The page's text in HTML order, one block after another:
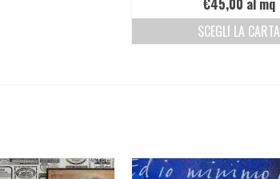
SCEGLI LA CARTA